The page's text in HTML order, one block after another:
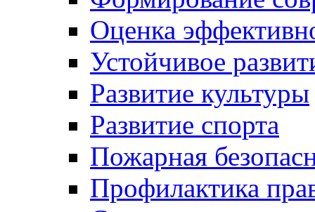
Оценка
Устойчивое
Развитие культуры
Развитие спорта
Пожарная
Профилактика